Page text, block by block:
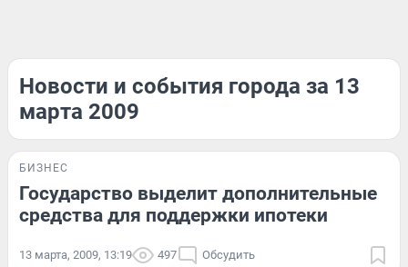
Новости и события города за 13
марта 2009
БИЗНЕС
Государство выделит дополнительные
средства для поддержки ипотеки
13 марта, 2009, 13:19 497 Обсудить